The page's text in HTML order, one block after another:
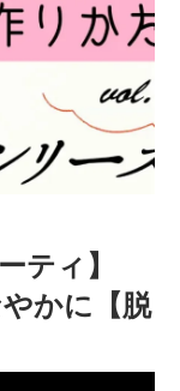
ティ】
かに【脱